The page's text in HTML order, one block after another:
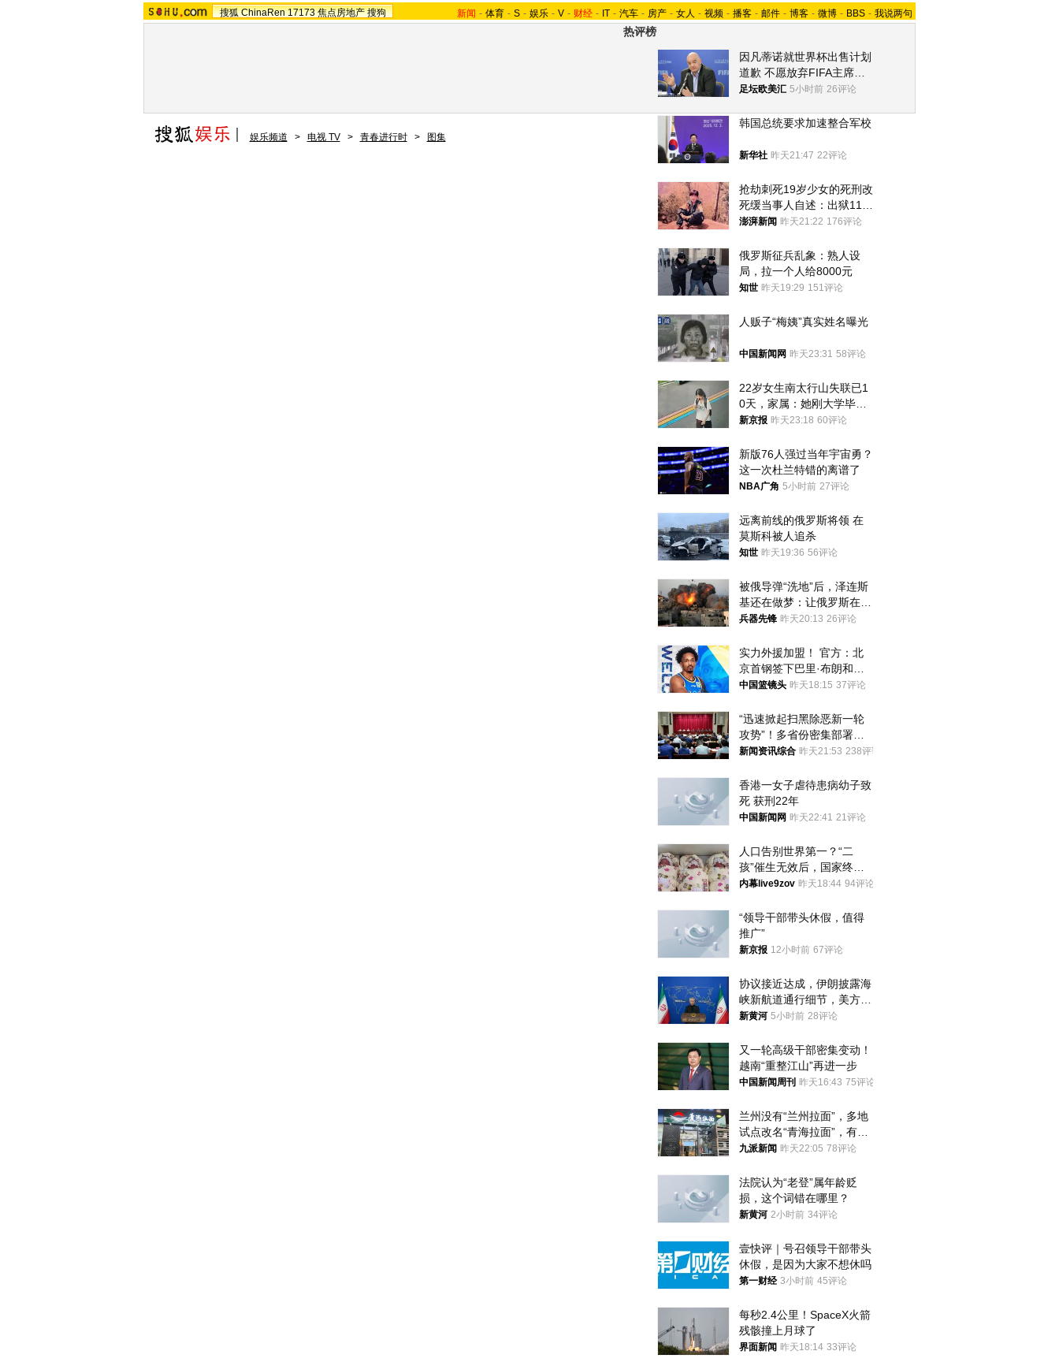
搜狐 ChinaRen 17173 焦点房地产 搜狗 新闻 - 体育 - S - 娱乐 - V - 财经 - IT - 汽车 - 房产 - 女人 - 视频 - 播客 - 邮件 - 博客 - 微博 - BBS - 我说两句
热评榜
因凡蒂诺就世界杯出售计划
道歉 不愿放弃FIFA主席职
位
足坛欧美汇 5小时前 26评论
韩国总统要求加速整合军校
新华社 昨天21:47 22评论
抢劫刺死19岁少女的死刑改
死缓当事人自述：出狱11年
间始终刻意躲避被害人家属
澎湃新闻 昨天21:22 176评论
俄罗斯征兵乱象：熟人设
局，拉一个人给8000元
知世 昨天19:29 151评论
人贩子“梅姨”真实姓名曝光
中国新闻网 昨天23:31 58评论
22岁女生南太行山失联已1
0天，家属：她刚大学毕业
想到山里旅行
新京报 昨天23:18 60评论
新版76人强过当年宇宙勇？
这一次杜兰特错的离谱了
NBA广角 5小时前 27评论
远离前线的俄罗斯将领 在
莫斯科被人追杀
知世 昨天19:36 56评论
被俄导弹“洗地”后，泽连斯
基还在做梦：让俄罗斯在冬
季前求和？
兵器先锋 昨天20:13 26评论
实力外援加盟！ 官方：北
京首钢签下巴里·布朗和桑
普森
中国篮镜头 昨天18:15 37评论
“迅速掀起扫黑除恶新一轮
攻势”！多省份密集部署，
公布举报方式
新闻资讯综合 昨天21:53 238评论
香港一女子虐待患病幼子致
死 获刑22年
中国新闻网 昨天22:41 21评论
人口告别世界第一？“二
孩”催生无效后，国家终于
向住房出手了！
内幕live9zov 昨天18:44 94评论
“领导干部带头休假，值得
推广”
新京报 12小时前 67评论
协议接近达成，伊朗披露海
峡新航道通行细节，美方再
提“倒计时”
新黄河 5小时前 28评论
又一轮高级干部密集变动！
越南“重整江山”再进一步
中国新闻周刊 昨天16:43 75评论
兰州没有“兰州拉面”，多地
试点改名“青海拉面”，有商
家改名已两年
九派新闻 昨天22:05 78评论
法院认为“老登”属年龄贬
损，这个词错在哪里？
新黄河 2小时前 34评论
壹快评｜号召领导干部带头
休假，是因为大家不想休吗
第一财经 3小时前 45评论
每秒2.4公里！SpaceX火箭
残骸撞上月球了
界面新闻 昨天18:14 33评论
娱乐频道 > 电视 TV > 青春进行时 > 图集